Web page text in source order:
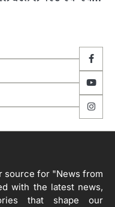
ਪਿੰਡ ਬਧਾਈ ਵਿਖੇ ‘ਖੇਤ
source for "News from
with the latest news,
that shape our